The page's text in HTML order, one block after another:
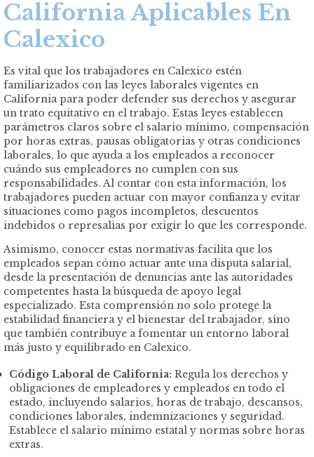
California Aplicables En
Calexico
Es vital que los trabajadores en Calexico estén
familiarizados con las leyes laborales vigentes en
California para poder defender sus derechos y asegurar
un trato equitativo en el trabajo. Estas leyes establecen
parámetros claros sobre el salario mínimo, compensación
por horas extras, pausas obligatorias y otras condiciones
laborales, lo que ayuda a los empleados a reconocer
cuándo sus empleadores no cumplen con sus
responsabilidades. Al contar con esta información, los
trabajadores pueden actuar con mayor confianza y evitar
situaciones como pagos incompletos, descuentos
indebidos o represalias por exigir lo que les corresponde.
Asimismo, conocer estas normativas facilita que los
empleados sepan cómo actuar ante una disputa salarial,
desde la presentación de denuncias ante las autoridades
competentes hasta la búsqueda de apoyo legal
especializado. Esta comprensión no solo protege la
estabilidad financiera y el bienestar del trabajador, sino
que también contribuye a fomentar un entorno laboral
más justo y equilibrado en Calexico.
Código Laboral de California: Regula los derechos y
obligaciones de empleadores y empleados en todo el
estado, incluyendo salarios, horas de trabajo, descansos,
condiciones laborales, indemnizaciones y seguridad.
Establece el salario mínimo estatal y normas sobre horas
extras.